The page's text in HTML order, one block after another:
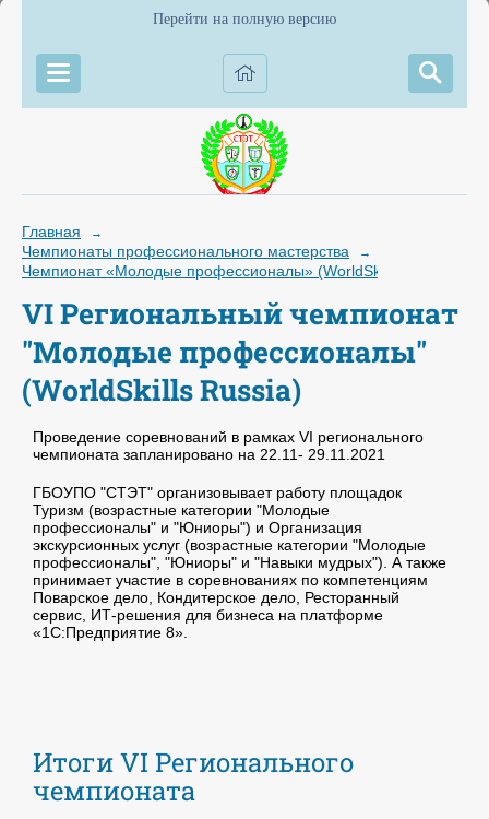
Перейти на полную версию
Главная →
Чемпионаты профессионального мастерства →
Чемпионат «Молодые профессионалы» (WorldSkills Russia)
VI Региональный чемпионат
"Молодые профессионалы"
(WorldSkills Russia)
Проведение соревнований в рамках VI регионального
чемпионата запланировано на 22.11- 29.11.2021
ГБОУПО "СТЭТ" организовывает работу площадок
Туризм (возрастные категории "Молодые
профессионалы" и "Юниоры") и Организация
экскурсионных услуг (возрастные категории "Молодые
профессионалы", "Юниоры" и "Навыки мудрых"). А также
принимает участие в соревнованиях по компетенциям
Поварское дело, Кондитерское дело, Ресторанный
сервис, ИТ-решения для бизнеса на платформе
«1С:Предприятие 8».
Итоги VI Регионального
чемпионата